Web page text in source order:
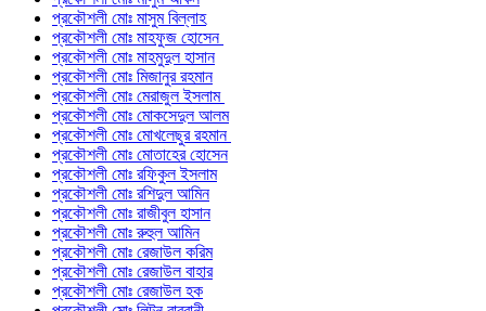
প্রকৌশলী মোঃ মাসুম বিল্লাহ
প্রকৌশলী মোঃ মাহফুজ হোসেন
প্রকৌশলী মোঃ মাহমুদুল হাসান
প্রকৌশলী মোঃ মিজানুর রহমান
প্রকৌশলী মোঃ মেরাজুল ইসলাম
প্রকৌশলী মোঃ মোকসেদুল আলম
প্রকৌশলী মোঃ মোখলেছুর রহমান
প্রকৌশলী মোঃ মোতাহের হোসেন
প্রকৌশলী মোঃ রফিকুল ইসলাম
প্রকৌশলী মোঃ রশিদুল আমিন
প্রকৌশলী মোঃ রাজীবুল হাসান
প্রকৌশলী মোঃ রুহুল আমিন
প্রকৌশলী মোঃ রেজাউল করিম
প্রকৌশলী মোঃ রেজাউল বাহার
প্রকৌশলী মোঃ রেজাউল হক